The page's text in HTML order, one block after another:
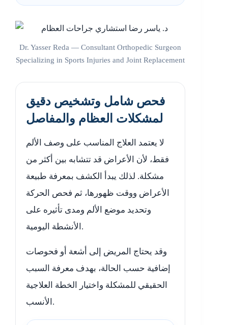
Dr. Yasser Reda — Consultant Orthopedic Surgeon
Specializing in Sports Injuries and Joint Replacement
فحص شامل وتشخيص دقيق
لمشكلات العظام والمفاصل
لا يعتمد العلاج المناسب على وصف الألم
فقط، لأن الأعراض قد تتشابه بين أكثر من
مشكلة. لذلك يبدأ الكشف بمعرفة طبيعة
الأعراض ووقت ظهورها، ثم فحص الحركة
وتحديد موضع الألم ومدى تأثيره على
الأنشطة اليومية.
وقد يحتاج المريض إلى أشعة أو فحوصات
إضافية حسب الحالة، بهدف معرفة السبب
الحقيقي للمشكلة واختيار الخطة العلاجية
الأنسب.